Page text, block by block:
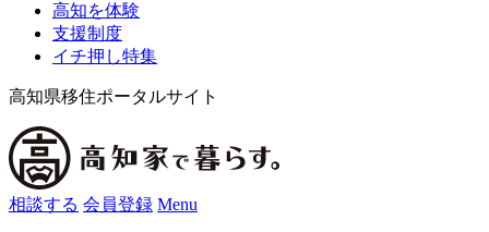
高知を体験
支援制度
イチ押し特集
高知県移住ポータルサイト
相談する 会員登録 Menu